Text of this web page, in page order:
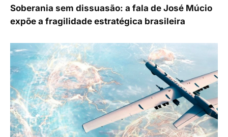
Soberania sem dissuasão: a fala de José Múcio
expõe a fragilidade estratégica brasileira